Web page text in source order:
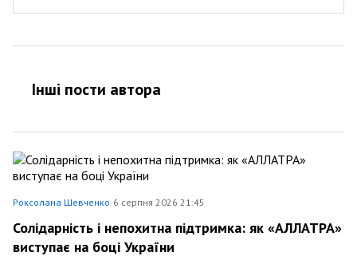
Інші пости автора
Роксолана Шевченко 6 серпня 2026 21:45
Солідарність і непохитна підтримка: як «АЛЛАТРА»
виступає на боці України